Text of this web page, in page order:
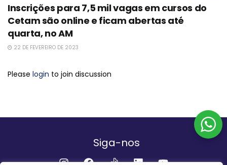
Inscrições para 7,5 mil vagas em cursos do
Cetam são online e ficam abertas até
quarta, no AM
22 DE FEVEREIRO DE 2023
Please login to join discussion
Siga-nos